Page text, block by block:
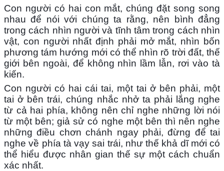
Con người có hai con mắt, chúng đặt song song
nhau để nói với chúng ta rằng, nên bình đẳng
trong cách nhìn người và tĩnh tâm trong cách nhìn
vật, con người nhất định phải mở mắt, nhìn bốn
phương tám hướng mới có thể nhìn rõ trời đất, thế
giới bên ngoài, để không nhìn lầm lẫn, rơi vào tà
kiến.
Con người có hai cái tai, một tai ở bên phải, một
tai ở bên trái, chúng nhắc nhở ta phải lắng nghe
từ cả hai phía, không nên chỉ nghe những lời nói
từ một bên; giả sử có nghe một bên thì nên nghe
những điều chơn chánh ngay phải, đừng để tai
nghe về phía tà vạy sai trái, như thế khả dĩ mới có
thể hiểu được nhân gian thế sự một cách chuẩn
xác nhất.